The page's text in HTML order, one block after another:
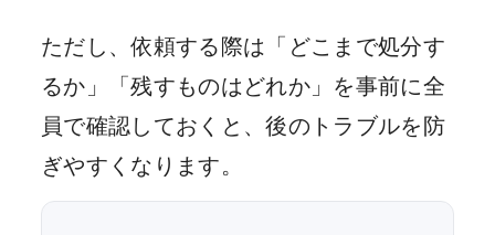
ただし、依頼する際は「どこまで処分す
るか」「残すものはどれか」を事前に全
員で確認しておくと、後のトラブルを防
ぎやすくなります。